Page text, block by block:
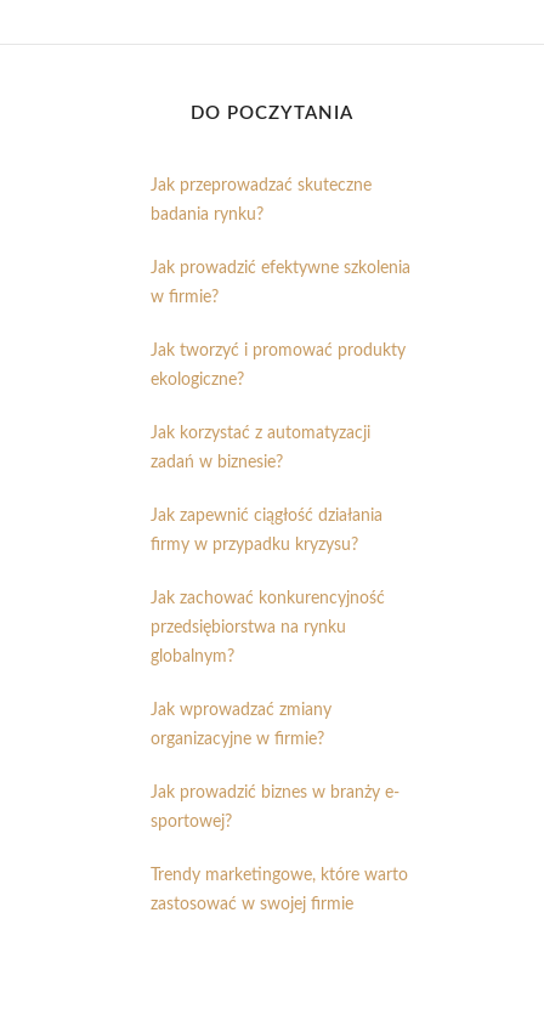
DO POCZYTANIA
Jak przeprowadzać skuteczne
badania rynku?
Jak prowadzić efektywne szkolenia
w firmie?
Jak tworzyć i promować produkty
ekologiczne?
Jak korzystać z automatyzacji
zadań w biznesie?
Jak zapewnić ciągłość działania
firmy w przypadku kryzysu?
Jak zachować konkurencyjność
przedsiębiorstwa na rynku
globalnym?
Jak wprowadzać zmiany
organizacyjne w firmie?
Jak prowadzić biznes w branży e-
sportowej?
Trendy marketingowe, które warto
zastosować w swojej firmie